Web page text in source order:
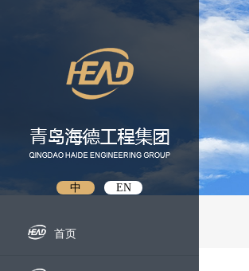
中 EN
首页